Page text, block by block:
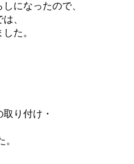
になったので、
、
た。
り付け・